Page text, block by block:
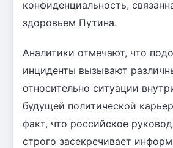
конфиденциальность,
здоровьем Путина.
Аналитики отмечают, что
инциденты вызывают
относительно ситуации
будущей политической
факт, что российское
строго засекречивает